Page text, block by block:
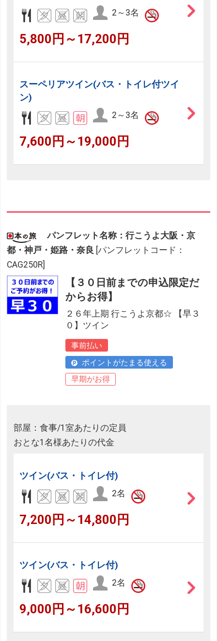
2～3名
5,800円～17,200円
スーペリアツイン(バス・トイレ付ツイ
ン)
2～3名
7,600円～19,000円
パンフレット名称：行こうよ大阪・京
都・神戸・姫路・奈良 [パンフレットコード：
CAG250R]
【３０日前までの申込限定だ
からお得】
２６年上期 行こうよ京都☆ 【早３
０】ツイン
事前払い
ポイントがたまる使える
早期がお得
部屋：食事/1室あたりの定員
おとな1名様あたりの代金
ツイン(バス・トイレ付)
2名
7,200円～14,800円
ツイン(バス・トイレ付)
2名
9,000円～16,600円